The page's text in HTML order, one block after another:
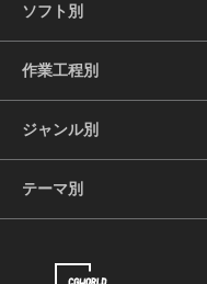
ソフト別
作業工程別
ジャンル別
テーマ別